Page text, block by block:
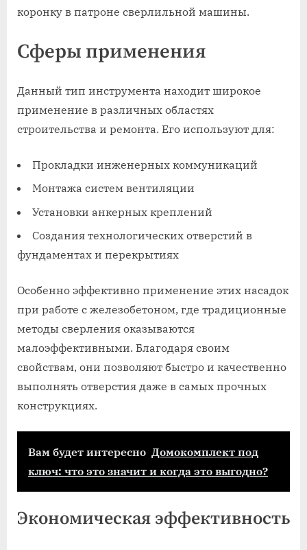
коронку в патроне сверлильной машины.
Сферы применения
Данный тип инструмента находит широкое
применение в различных областях
строительства и ремонта. Его используют для:
Прокладки инженерных коммуникаций
Монтажа систем вентиляции
Установки анкерных креплений
Создания технологических отверстий в
фундаментах и перекрытиях
Особенно эффективно применение этих насадок
при работе с железобетоном, где традиционные
методы сверления оказываются
малоэффективными. Благодаря своим
свойствам, они позволяют быстро и качественно
выполнять отверстия даже в самых прочных
конструкциях.
Вам будет интересно Домокомплект под
ключ: что это значит и когда это выгодно?
Экономическая эффективность